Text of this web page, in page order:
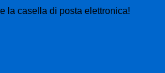
la casella di posta elettronica!